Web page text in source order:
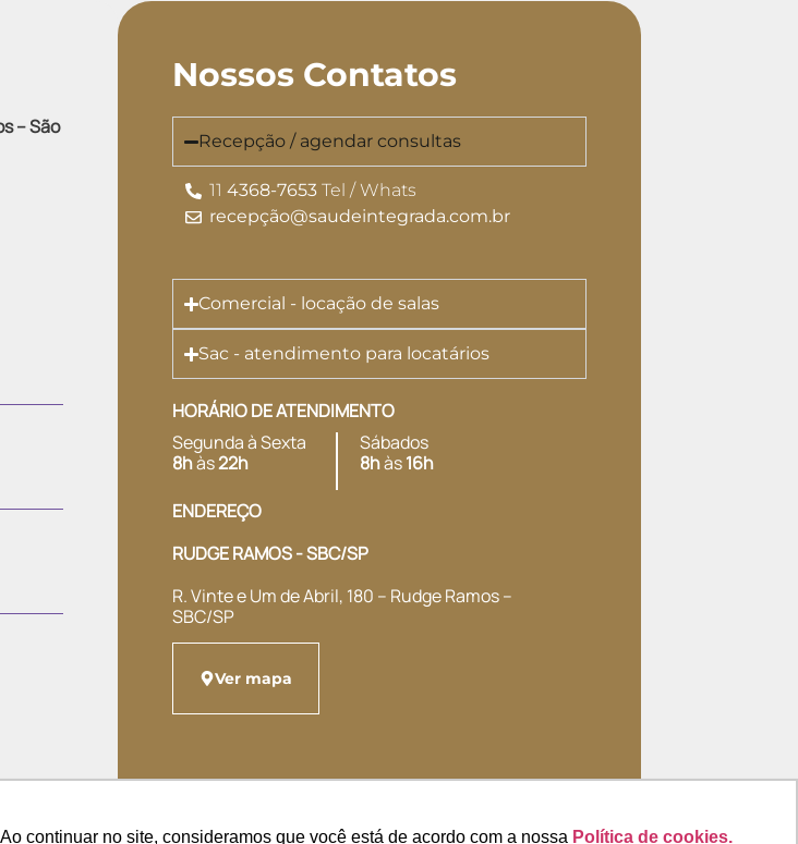
continuar no site, consideramos que você está de acordo com a nossa Política de cookies.
– São
Nossos Contatos
Recepção / agendar consultas
11 4368-7653Tel / Whats
recepção@saudeintegrada.com.br
Comercial - locação de salas
Sac - atendimento para locatários
HORÁRIO DE ATENDIMENTO
Segunda à Sexta
8hàs22h
Sábados
8hàs16h
ENDEREÇO
RUDGE RAMOS - SBC/SP
R. Vinte e Um de Abril, 180 – Rudge Ramos –
SBC/SP
Ver mapa